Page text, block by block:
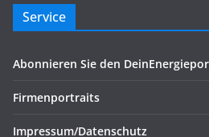
Service
Abonnieren Sie den
Firmenportraits
Impressum/Datenschutz